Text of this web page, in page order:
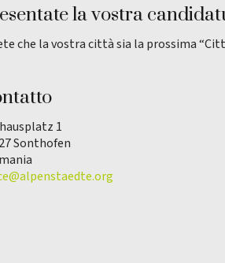
la vostra
che la vostra città sia la prossima
1
Sonthofen